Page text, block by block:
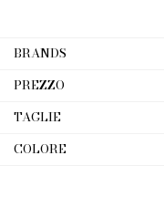
BRANDS
PREZZO
TAGLIE
COLORE